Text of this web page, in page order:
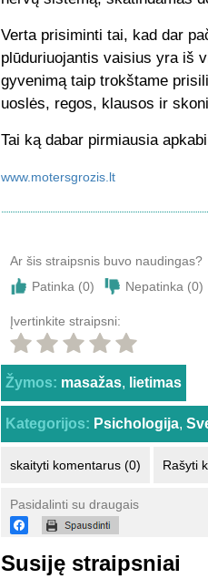
Verta prisiminti tai, kad dar
plūduriuojantis vaisius yra iš
gyvenimą taip trokštame
uoslės, regos, klausos ir
Tai ką dabar pirmiausia
www.motersgrozis.lt
Ar šis straipsnis buvo naudingas?
Patinka (0) Nepatinka (0)
Įvertinkite straipsni:
Žymos: masažas, lietimas
Kategorijos: Psichologija,
skaityti komentarus (0) Rašyti
Pasidalinti su draugais
Susiję straipsniai